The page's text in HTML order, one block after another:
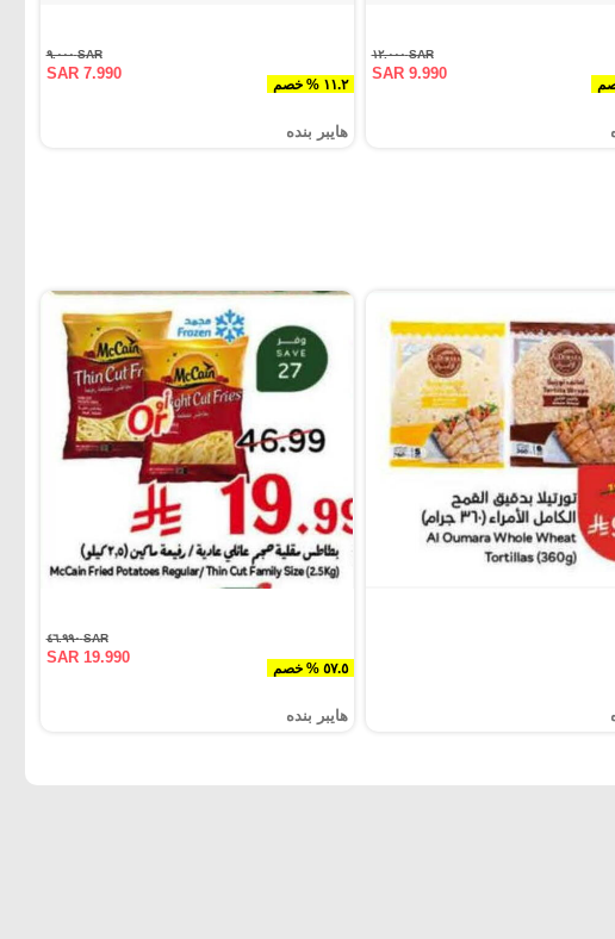
SAR ١٢.٠٠٠
SAR 9.990
١١.٢ % خصم
SAR ٩.٠٠٠
SAR 7.990
هايبر بنده
٥٧.٥ % خصم
SAR ٤٦.٩٩٠
SAR 19.990
هايبر بنده